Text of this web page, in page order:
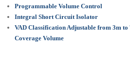
Programmable Volume Control
Integral Short Circuit Isolator
VAD Classification Adjustable from 3m to
Coverage Volume